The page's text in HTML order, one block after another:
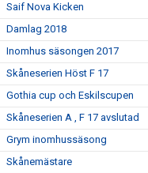
Saif Nova Kicken
Damlag 2018
Inomhus säsongen 2017
Skåneserien Höst F 17
Gothia cup och Eskilscupen
Skåneserien A , F 17 avslutad
Grym inomhussäsong
Skånemästare